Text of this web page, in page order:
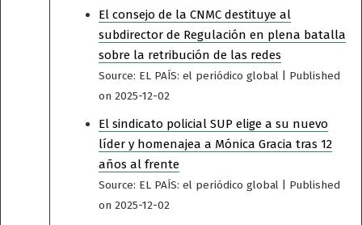
El consejo de la CNMC destituye al
subdirector de Regulación en plena batalla
sobre la retribución de las redes
Source: EL PAÍS: el periódico global
Published
on 2025-12-02
El sindicato policial SUP elige a su nuevo
líder y homenajea a Mónica Gracia tras 12
años al frente
Source: EL PAÍS: el periódico global
Published
on 2025-12-02